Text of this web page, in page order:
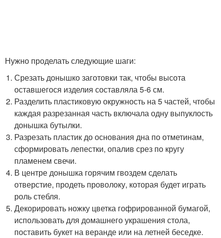
Нужно проделать следующие шаги:
Срезать донышко заготовки так, чтобы высота
оставшегося изделия составляла 5-6 см.
Разделить пластиковую окружность на 5 частей, чтобы
каждая разрезанная часть включала одну выпуклость
донышка бутылки.
Разрезать пластик до основания дна по отметинам,
сформировать лепестки, опалив срез по кругу
пламенем свечи.
В центре донышка горячим гвоздем сделать
отверстие, продеть проволоку, которая будет играть
роль стебля.
Декорировать ножку цветка гофрированной бумагой,
использовать для домашнего украшения стола,
поставить букет на веранде или на летней беседке.